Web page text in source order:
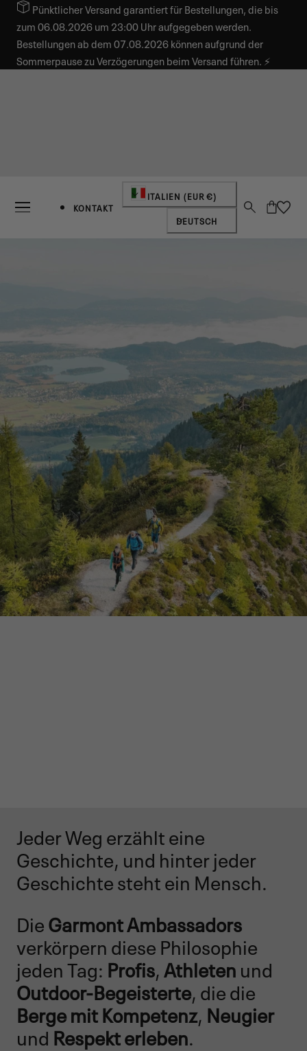
SPRINGEN
Pünktlicher Versand garantiert für Bestellungen, die bis
zum 06.08.2026 um 23:00 Uhr aufgegeben werden.
Bestellungen ab dem 07.08.2026 können aufgrund der
Sommerpause zu Verzögerungen beim Versand führen. ⚡
KONTAKT
Land/Region
ITALIEN (EUR €)
Sprache
DEUTSCH
Warenkorb
Jeder Weg erzählt eine
Geschichte, und hinter jeder
Geschichte steht ein Mensch.
DieGarmont Ambassadors
verkörpern diese Philosophie
jeden Tag: Profis,Athletenund
Outdoor-Begeisterte, die die
Berge mitKompetenz, Neugier
undRespekt erleben.